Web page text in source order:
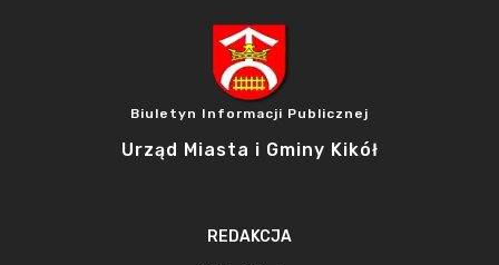
Biuletyn Informacji Publicznej
Urząd Miasta i Gminy Kikół
REDAKCJA